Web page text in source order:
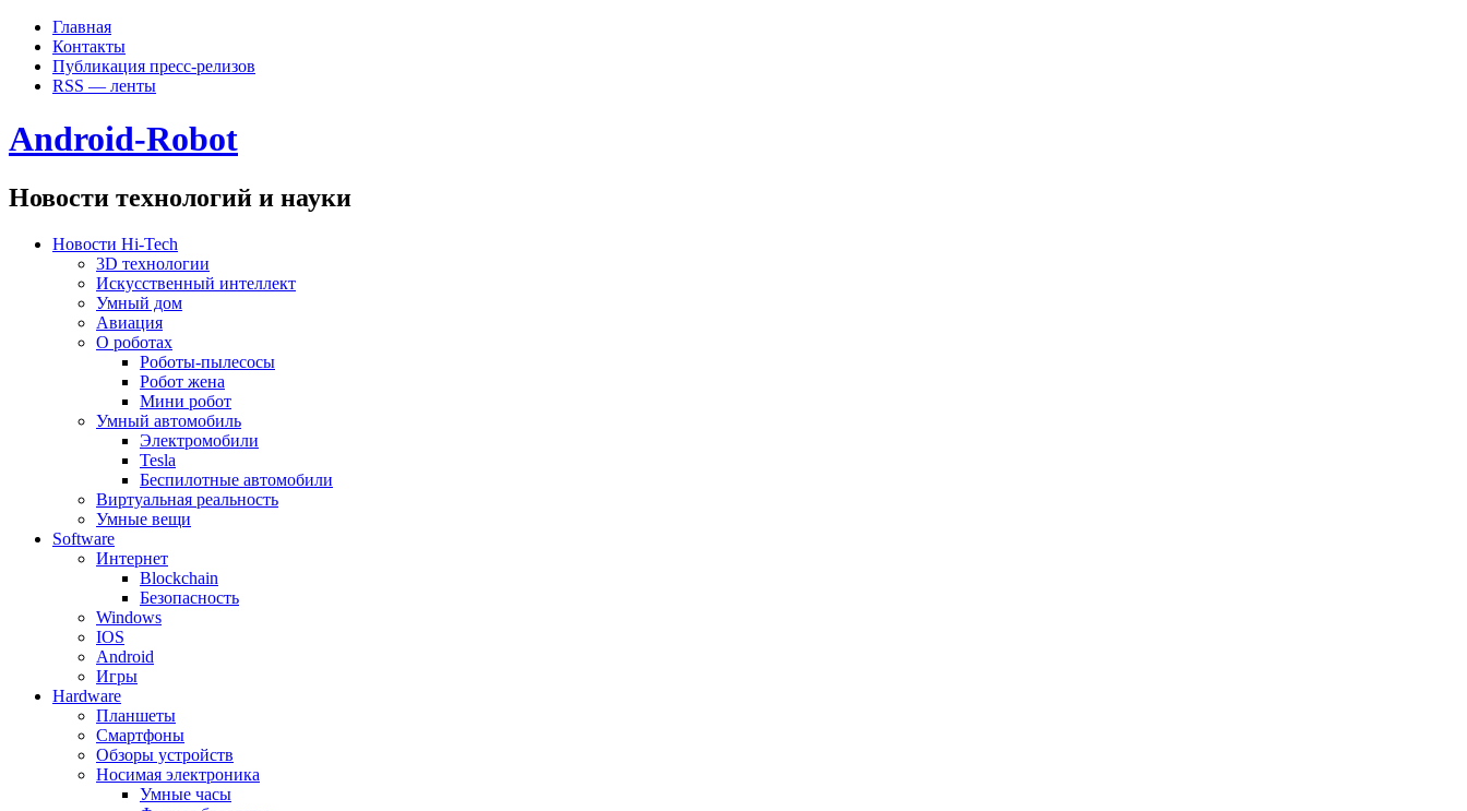
Главная
Контакты
Публикация пресс-релизов
RSS — ленты
Android-Robot
Новости технологий и науки
Новости Hi-Tech
3D технологии
Искусственный интеллект
Умный дом
Авиация
О роботах
Роботы-пылесосы
Робот жена
Мини робот
Умный автомобиль
Электромобили
Tesla
Беспилотные автомобили
Виртуальная реальность
Умные вещи
Software
Интернет
Blockchain
Безопасность
Windows
IOS
Android
Игры
Hardware
Планшеты
Смартфоны
Обзоры устройств
Носимая электроника
Умные часы